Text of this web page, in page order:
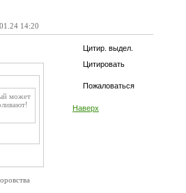
14:20
Цитир. выдел.
Цитировать
Пожаловаться
Наверх
может